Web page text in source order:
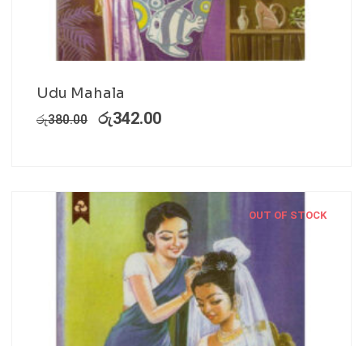
Udu Mahala
රු380.00 රු342.00
OUT OF STOCK